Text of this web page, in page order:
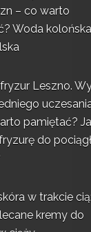
– co warto
Woda kolońska
Leszno.
pamiętać?
do
w trakcie
kremy do